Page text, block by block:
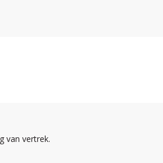
van vertrek.